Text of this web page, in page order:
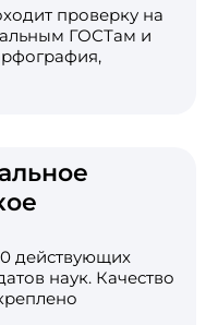
проверку на
ГОСТам и
действующих
наук. Качество